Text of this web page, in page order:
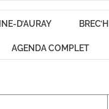
D’AURAY BREC’H
AGENDA COMPLET